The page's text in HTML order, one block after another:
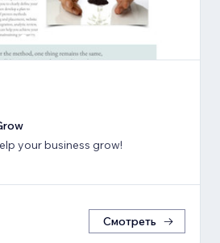
your business grow!
Смотреть